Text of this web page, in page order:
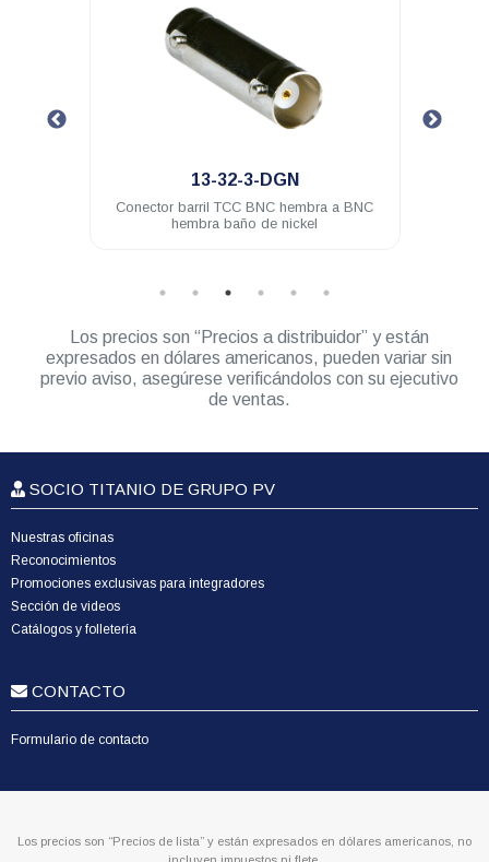
13-32-3-DGN
Conector barril TCC BNC hembra a BNC
hembra baño de nickel
Los precios son “Precios a distribuidor” y están
expresados en dólares americanos, pueden variar sin
previo aviso, asegúrese verificándolos con su ejecutivo
de ventas.
SOCIO TITANIO DE GRUPO PV
Nuestras oficinas
Reconocimientos
Promociones exclusivas para integradores
Sección de videos
Catálogos y folletería
CONTACTO
Formulario de contacto
Los precios son “Precios de lista” y están expresados en dólares americanos, no